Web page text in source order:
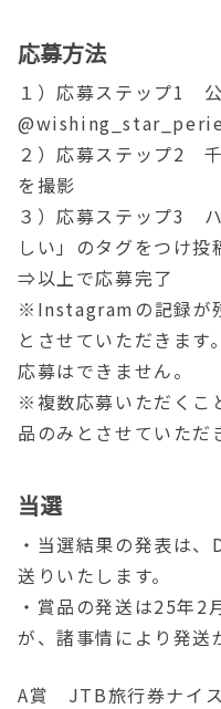
応募方法
１）応募ステップ1
２）応募ステップ2
を撮影
３）応募ステップ3
しい」のタグをつけ投
⇒以上で応募完了
※Instagramの記録が
とさせていただきます
応募はできません。
※複数応募いただくこ
品のみとさせていただ
当選
・当選結果の発表は
送りいたします。
・賞品の発送は25年2
が、諸事情により発送
A賞 JTB旅行券ナ